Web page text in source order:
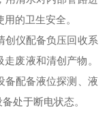
的卫生安全。
创仪配备负压回收系
废液和清创产物。
备配备液位探测、液
处于断电状态。